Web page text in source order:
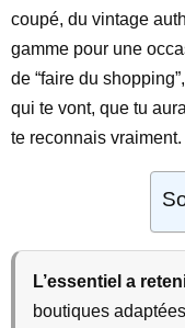
coupé, du vintage
gamme pour une
de “faire du
qui te vont, que tu
te reconnais vraiment.
L’essentiel a
boutiques